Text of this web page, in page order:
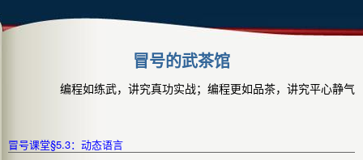
冒号的武茶馆
编程如练武，讲究真功实战；编程更如品茶，讲究平心静气
冒号课堂§5.3：动态语言